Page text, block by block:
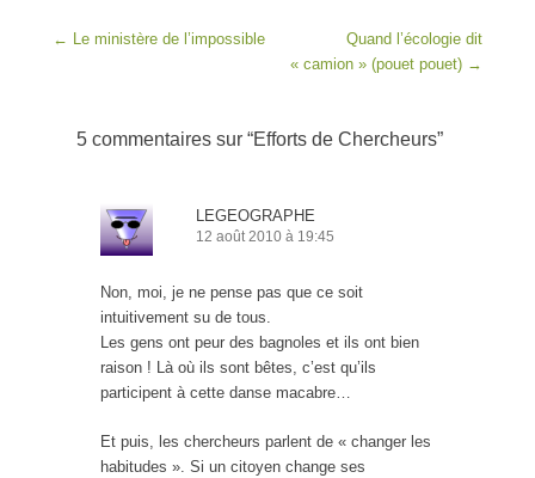
Post navigation
← Le ministère de l’impossible
Quand l’écologie dit
« camion » (pouet pouet) →
5 commentaires sur “Efforts de Chercheurs”
LEGEOGRAPHE
12 août 2010 à 19:45
Non, moi, je ne pense pas que ce soit
intuitivement su de tous.
Les gens ont peur des bagnoles et ils ont bien
raison ! Là où ils sont bêtes, c’est qu’ils
participent à cette danse macabre…
Et puis, les chercheurs parlent de « changer les
habitudes ». Si un citoyen change ses